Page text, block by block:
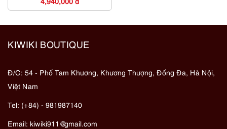
KIWIKI BOUTIQUE
Đ/C: 54 - Phố Tam Khương, Khương Thượng, Đống Đa, Hà Nội,
Việt Nam
Tel: (+84) - 981987140
Email: kiwiki911@gmail.com